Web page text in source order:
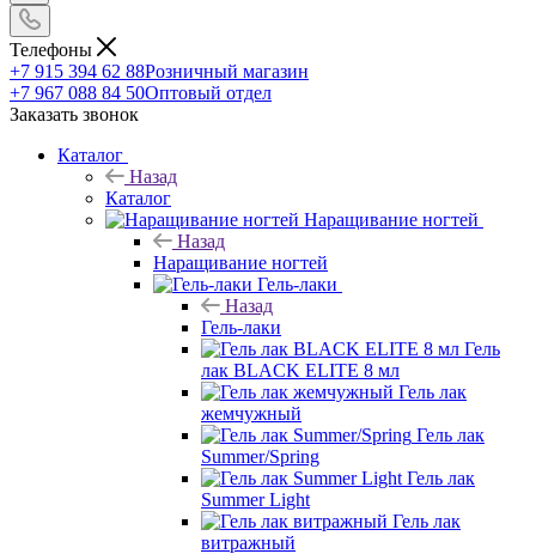
Телефоны
+7 915 394 62 88Розничный магазин
+7 967 088 84 50Оптовый отдел
Заказать звонок
Каталог
Назад
Каталог
Наращивание ногтей
Назад
Наращивание ногтей
Гель-лаки
Назад
Гель-лаки
Гель
лак BLACK ELITE 8 мл
Гель лак
жемчужный
Гель лак
Summer/Spring
Гель лак
Summer Light
Гель лак
витражный